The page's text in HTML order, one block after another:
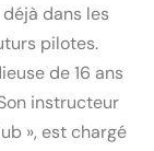
dans les
pilotes.
de 16 ans
instructeur
», est chargé